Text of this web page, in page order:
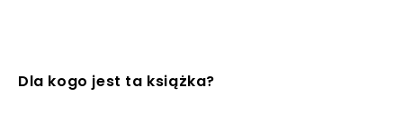
Dla kogo jest ta książka?